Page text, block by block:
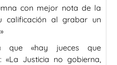
con mejor nota de la
calificación al grabar un
que «hay jueces que
«La Justicia no gobierna,